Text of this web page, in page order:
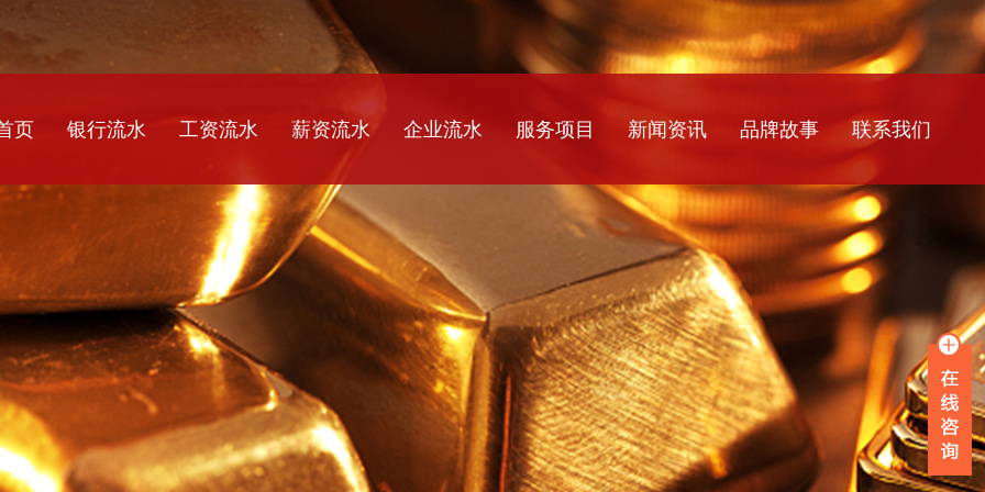
页 银行流水 工资流水 薪资流水 企业流水 服务项目
银行流水
薪资流水
企业流水
在职证明
离职证明
收入证明
新闻资讯
公司新闻
行业资讯
常见问题
品牌故事 联系我们